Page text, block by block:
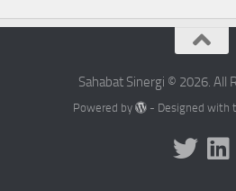
Sahabat Sinergi © 2026. All
Powered by - Designed with